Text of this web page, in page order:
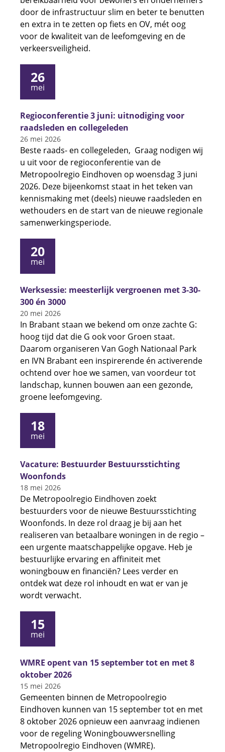
door de infrastructuur slim en beter te benutten
en extra in te zetten op fiets en OV, mét oog
voor de kwaliteit van de leefomgeving en de
verkeersveiligheid.
26
mei
Regioconferentie 3 juni: uitnodiging voor
raadsleden en collegeleden
26 mei 2026
Beste raads- en collegeleden, Graag nodigen wij
u uit voor de regioconferentie van de
Metropoolregio Eindhoven op woensdag 3 juni
2026. Deze bijeenkomst staat in het teken van
kennismaking met (deels) nieuwe raadsleden en
wethouders en de start van de nieuwe regionale
samenwerkingsperiode.
20
mei
Werksessie: meesterlijk vergroenen met 3-30-
300 én 3000
20 mei 2026
In Brabant staan we bekend om onze zachte G:
hoog tijd dat die G ook voor Groen staat.
Daarom organiseren Van Gogh Nationaal Park
en IVN Brabant een inspirerende én activerende
ochtend over hoe we samen, van voordeur tot
landschap, kunnen bouwen aan een gezonde,
groene leefomgeving.
18
mei
Vacature: Bestuurder Bestuursstichting
Woonfonds
18 mei 2026
De Metropoolregio Eindhoven zoekt
bestuurders voor de nieuwe Bestuursstichting
Woonfonds. In deze rol draag je bij aan het
realiseren van betaalbare woningen in de regio –
een urgente maatschappelijke opgave. Heb je
bestuurlijke ervaring en affiniteit met
woningbouw en financiën? Lees verder en
ontdek wat deze rol inhoudt en wat er van je
wordt verwacht.
15
mei
WMRE opent van 15 september tot en met 8
oktober 2026
15 mei 2026
Gemeenten binnen de Metropoolregio
Eindhoven kunnen van 15 september tot en met
8 oktober 2026 opnieuw een aanvraag indienen
voor de regeling Woningbouwversnelling
Metropoolregio Eindhoven (WMRE).